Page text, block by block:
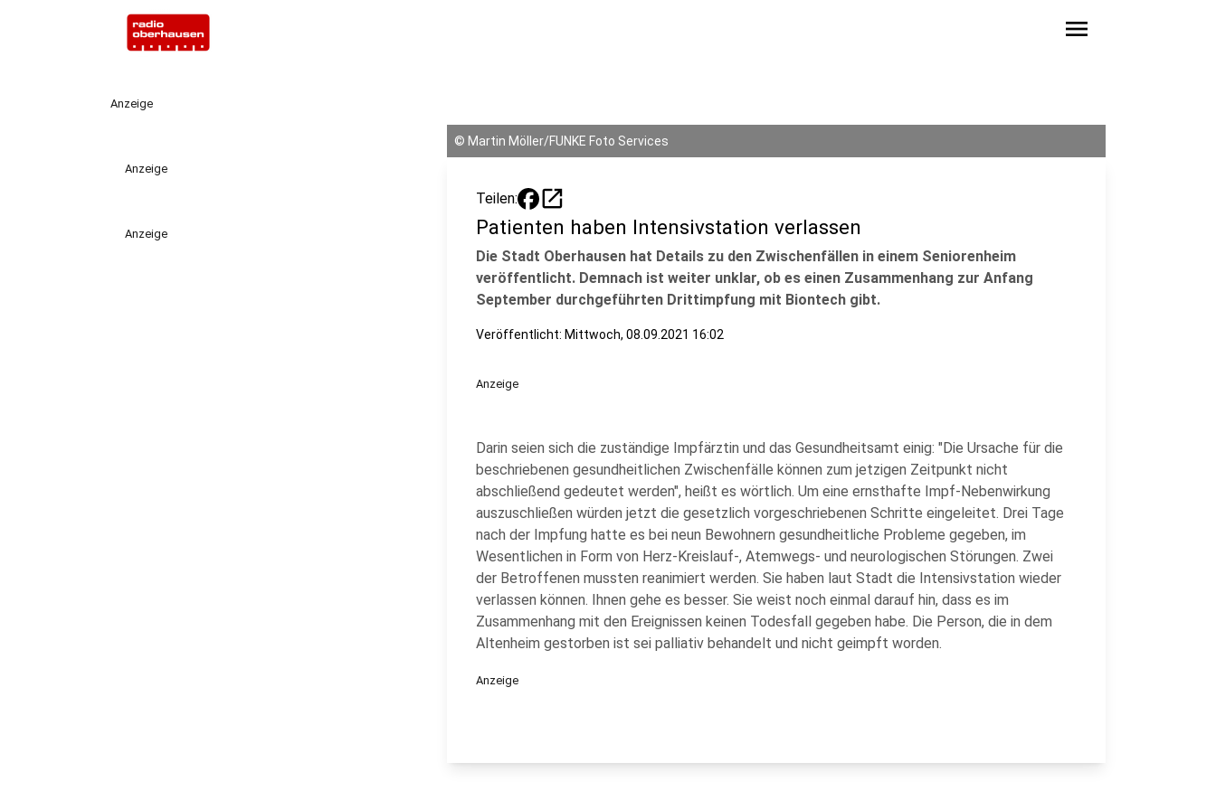
menu
Anzeige
Anzeige
Anzeige
© Martin Möller/FUNKE Foto Services
Teilen: open_in_new
Patienten haben Intensivstation verlassen
Die Stadt Oberhausen hat Details zu den Zwischenfällen in einem Seniorenheim
veröffentlicht. Demnach ist weiter unklar, ob es einen Zusammenhang zur Anfang
September durchgeführten Drittimpfung mit Biontech gibt.
Veröffentlicht: Mittwoch, 08.09.2021 16:02
Anzeige
Darin seien sich die zuständige Impfärztin und das Gesundheitsamt einig: "Die Ursache für die
beschriebenen gesundheitlichen Zwischenfälle können zum jetzigen Zeitpunkt nicht
abschließend gedeutet werden", heißt es wörtlich. Um eine ernsthafte Impf-Nebenwirkung
auszuschließen würden jetzt die gesetzlich vorgeschriebenen Schritte eingeleitet. Drei Tage
nach der Impfung hatte es bei neun Bewohnern gesundheitliche Probleme gegeben, im
Wesentlichen in Form von Herz-Kreislauf-, Atemwegs- und neurologischen Störungen. Zwei
der Betroffenen mussten reanimiert werden. Sie haben laut Stadt die Intensivstation wieder
verlassen können. Ihnen gehe es besser. Sie weist noch einmal darauf hin, dass es im
Zusammenhang mit den Ereignissen keinen Todesfall gegeben habe. Die Person, die in dem
Altenheim gestorben ist sei palliativ behandelt und nicht geimpft worden.
Anzeige